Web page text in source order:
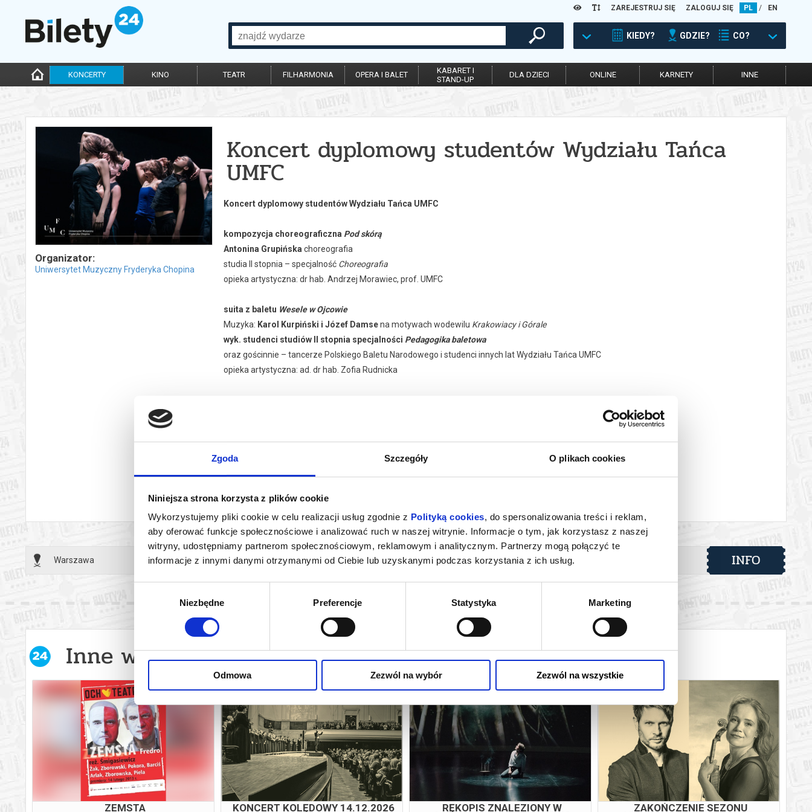
Zgoda Szczegóły O plikach cookies
Niniejsza strona korzysta z plików cookie
Wykorzystujemy pliki cookie w celu realizacji usług zgodnie z Polityką cookies, do spersonalizowania treści i reklam,
aby oferować funkcje społecznościowe i analizować ruch w naszej witrynie. Informacje o tym, jak korzystasz z naszej
witryny, udostępniamy partnerom społecznościowym, reklamowym i analitycznym. Partnerzy mogą połączyć te
informacje z innymi danymi otrzymanymi od Ciebie lub uzyskanymi podczas korzystania z ich usług.
Niezbędne Preferencje Statystyka Marketing
Odmowa Zezwól na wybór Zezwól na wszystkie
ZAREJESTRUJ SIĘ ZALOGUJ SIĘ PL / EN
KIEDY? GDZIE? CO?
KONCERTY KINO TEATR FILHARMONIA OPERA I BALET
KABARET I
STAND-UP
DLA DZIECI ONLINE KARNETY INNE
Organizator:
Uniwersytet Muzyczny Fryderyka Chopina
Koncert dyplomowy studentów Wydziału Tańca
UMFC
Koncert dyplomowy studentów Wydziału Tańca UMFC
kompozycja choreograficzna Pod skórą
Antonina Grupińska choreografia
studia II stopnia – specjalność Choreografia
opieka artystyczna: dr hab. Andrzej Morawiec, prof. UMFC
suita z baletu Wesele w Ojcowie
Muzyka: Karol Kurpiński i Józef Damsena motywach wodewilu Krakowiacy i Górale
wyk. studenci studiów II stopnia specjalności Pedagogika baletowa
oraz gościnnie – tancerze Polskiego Baletu Narodowego i studenci innych lat Wydziału Tańca UMFC
opieka artystyczna: ad. dr hab. Zofia Rudnicka
Dziekan Wydziału Tańca UMFC: doc. dr Joanna Sibilska
Kierownik Katedry Tańca UMFC: dr hab. Beata Książkiewicz, prof. UMFC
Sala im. E. Młynarskiego
Teatr Wielki – Opera Narodowa
*******
Bezpieczne zakupy w Bilety24. W przypadku odwołania wydarzenia, gwarantujemy automatyczny zwrot środków potwierdzony komunikatem
wysyłanym na adres e-mail, podany podczas zakupu.
wydarzeniu
Warszawa 31.05.2026 , g. 19:30 (niedziela) Teatr Wielki w Warszawie INFO
Inne wydarzenia w pobliżu
ZAKOŃCZENIE SEZONU
ZEMSTA COŚ TU NIE GRA HORACJUSZ